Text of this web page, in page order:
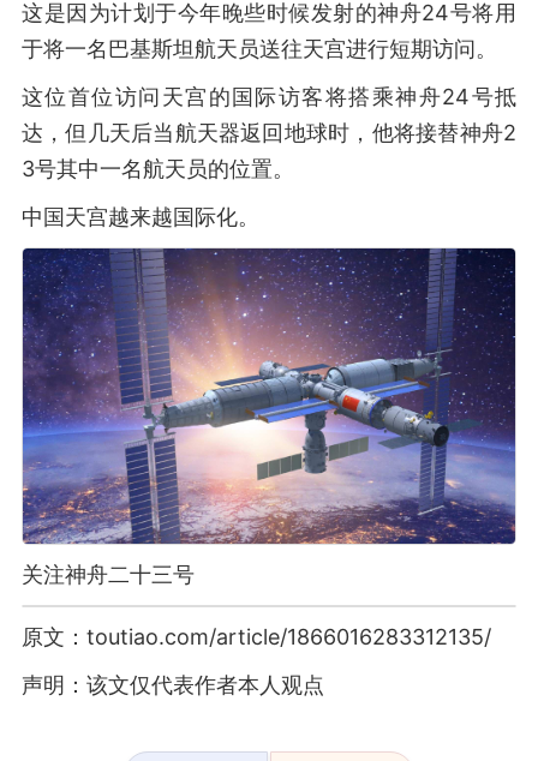
这是因为计划于今年晚些时候发射的神舟24号将用
于将一名巴基斯坦航天员送往天宫进行短期访问。
这位首位访问天宫的国际访客将搭乘神舟24号抵
达，但几天后当航天器返回地球时，他将接替神舟2
3号其中一名航天员的位置。
中国天宫越来越国际化。
关注神舟二十三号
原文：toutiao.com/article/1866016283312135/
声明：该文仅代表作者本人观点